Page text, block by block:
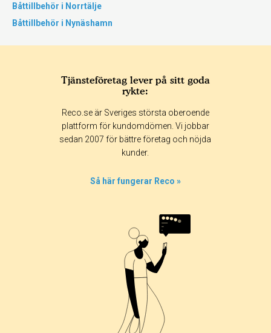
Båttillbehör i Norrtälje
Båttillbehör i Nynäshamn
Tjänsteföretag lever på sitt goda
rykte:
Reco.se är Sveriges största oberoende
plattform för kundomdömen. Vi jobbar
sedan 2007 för bättre företag och nöjda
kunder.
Så här fungerar Reco »